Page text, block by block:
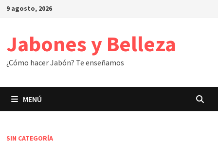
Saltar
9 agosto, 2026
Jabones y Belleza
¿Cómo hacer Jabón? Te enseñamos
MENÚ
SIN CATEGORÍA